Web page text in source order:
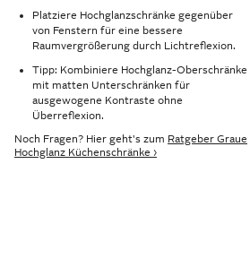
Platziere Hochglanzschränke gegenüber
von Fenstern für eine bessere
Raumvergrößerung durch Lichtreflexion.
Tipp: Kombiniere Hochglanz-Oberschränke
mit matten Unterschränken für
ausgewogene Kontraste ohne
Überreflexion.
Noch Fragen? Hier geht's zum Ratgeber Graue
Hochglanz Küchenschränke ›